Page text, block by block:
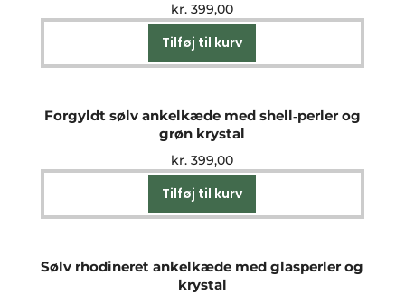
kr. 399,00
Tilføj til kurv
Forgyldt sølv ankelkæde med shell‑perler og
grøn krystal
kr. 399,00
Tilføj til kurv
Sølv rhodineret ankelkæde med glasperler og
krystal